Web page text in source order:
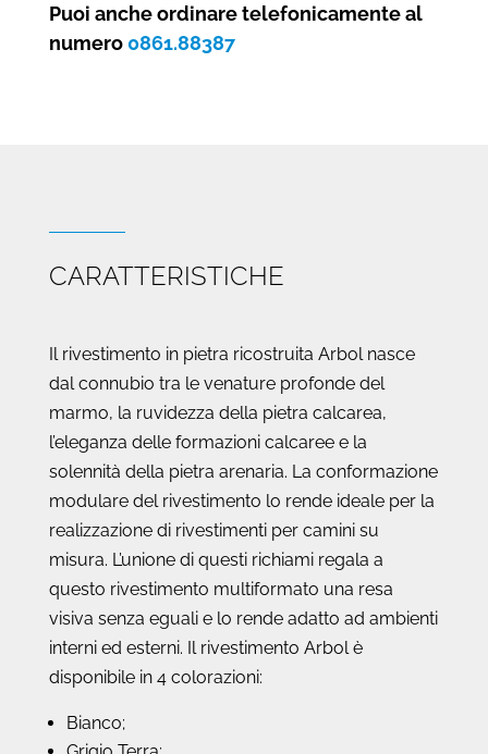
Arbol
(4
Puoi anche ordinare telefonicamente al
numero 0861.88387
CARATTERISTICHE
Il rivestimento in pietra ricostruita Arbol nasce
dal connubio tra le venature profonde del
marmo, la ruvidezza della pietra calcarea,
l’eleganza delle formazioni calcaree e la
solennità della pietra arenaria. La conformazione
modulare del rivestimento lo rende ideale per la
realizzazione di rivestimenti per camini su
misura. L’unione di questi richiami regala a
questo rivestimento multiformato una resa
visiva senza eguali e lo rende adatto ad ambienti
interni ed esterni. Il rivestimento Arbol è
disponibile in 4 colorazioni:
Bianco;